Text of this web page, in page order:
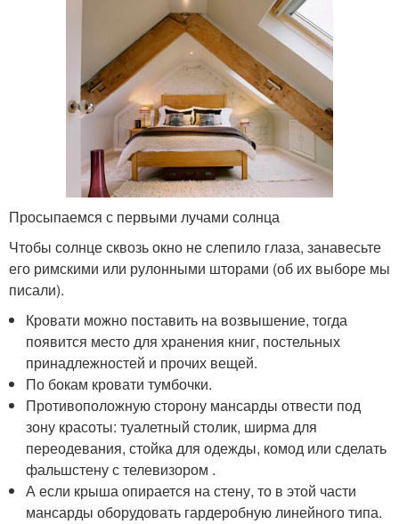
Просыпаемся с первыми лучами солнца
Чтобы солнце сквозь окно не слепило глаза, занавесьте
его римскими или рулонными шторами (об их выборе мы
писали).
Кровати можно поставить на возвышение, тогда
появится место для хранения книг, постельных
принадлежностей и прочих вещей.
По бокам кровати тумбочки.
Противоположную сторону мансарды отвести под
зону красоты: туалетный столик, ширма для
переодевания, стойка для одежды, комод или сделать
фальшстену с телевизором .
А если крыша опирается на стену, то в этой части
мансарды оборудовать гардеробную линейного типа.